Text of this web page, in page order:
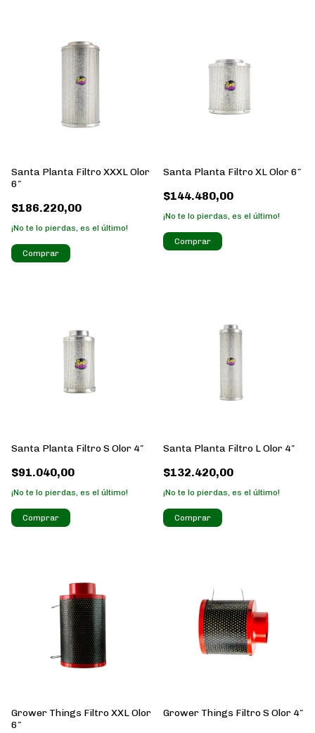
Santa Planta Filtro XXXL Olor
6″
$186.220,00
¡No te lo pierdas, es el último!
Santa Planta Filtro XL Olor 6″
$144.480,00
¡No te lo pierdas, es el último!
Santa Planta Filtro S Olor 4″
$91.040,00
¡No te lo pierdas, es el último!
Santa Planta Filtro L Olor 4″
$132.420,00
¡No te lo pierdas, es el último!
Grower Things Filtro XXL Olor
6″
Grower Things Filtro S Olor 4″